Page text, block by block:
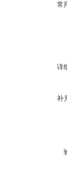
常
详
补